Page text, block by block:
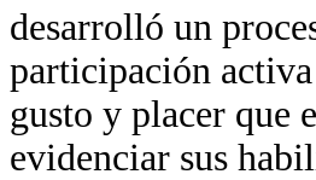
desarrolló un
participación
gusto y placer que
evidenciar sus